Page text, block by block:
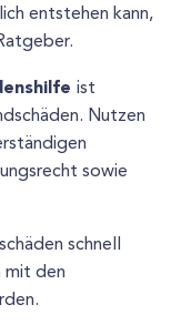
entstehen kann,
ist
Nutzen
sowie
schnell
den